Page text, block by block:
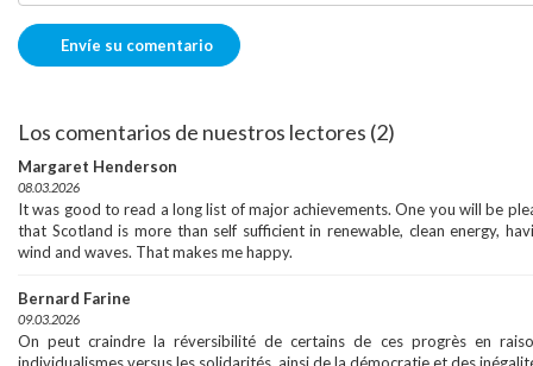
Los comentarios de nuestros lectores (2)
Margaret Henderson
08.03.2026
It was good to read a long list of major achievements. One you will be
that Scotland is more than self sufficient in renewable, clean energy,
wind and waves. That makes me happy.
Bernard Farine
09.03.2026
On peut craindre la réversibilité de certains de ces progrès en